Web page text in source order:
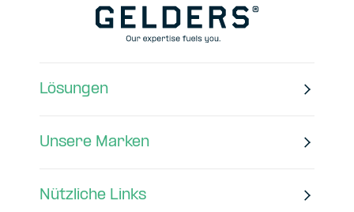
Lösungen
Unsere Marken
Nützliche Links